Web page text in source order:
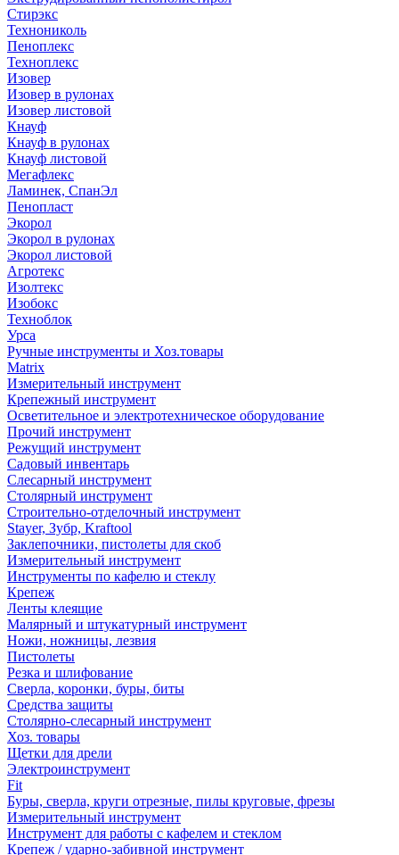
Стирэкс
Технониколь
Пеноплекс
Техноплекс
Изовер
Изовер в рулонах
Изовер листовой
Кнауф
Кнауф в рулонах
Кнауф листовой
Мегафлекс
Ламинек, СпанЭл
Пенопласт
Экорол
Экорол в рулонах
Экорол листовой
Агротекс
Изолтекс
Изобокс
Техноблок
Урса
Ручные инструменты и Хоз.товары
Matrix
Измерительный инструмент
Крепежный инструмент
Осветительное и электротехническое оборудование
Прочий инструмент
Режущий инструмент
Садовый инвентарь
Слесарный инструмент
Столярный инструмент
Строительно-отделочный инструмент
Stayer, Зубр, Kraftool
Заклепочники, пистолеты для скоб
Измерительный инструмент
Инструменты по кафелю и стеклу
Крепеж
Ленты клеящие
Малярный и штукатурный инструмент
Ножи, ножницы, лезвия
Пистолеты
Резка и шлифование
Сверла, коронки, буры, биты
Средства защиты
Столярно-слесарный инструмент
Хоз. товары
Щетки для дрели
Электроинструмент
Fit
Буры, сверла, круги отрезные, пилы круговые, фрезы
Измерительный инструмент
Инструмент для работы с кафелем и стеклом
Крепеж / ударно-забивной инструмент